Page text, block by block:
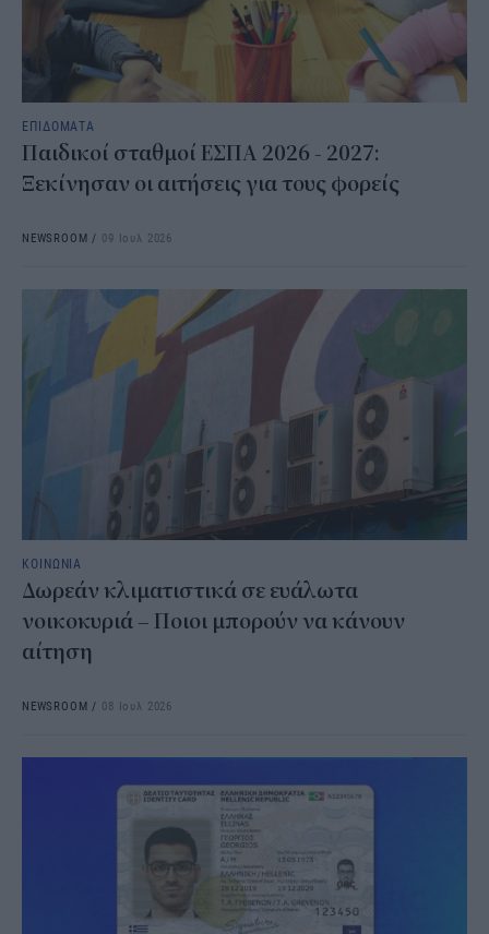
ΕΠΙΔΟΜΑΤΑ
Παιδικοί σταθμοί ΕΣΠΑ 2026 - 2027:
Ξεκίνησαν οι αιτήσεις για τους φορείς
NEWSROOM / 09 Ιουλ 2026
ΚΟΙΝΩΝΙΑ
Δωρεάν κλιματιστικά σε ευάλωτα
νοικοκυριά – Ποιοι μπορούν να κάνουν
αίτηση
NEWSROOM / 08 Ιουλ 2026